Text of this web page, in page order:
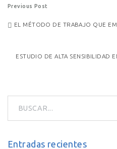
Post
Previous Post
EL MÉTODO DE TRABAJO QUE
ESTUDIO DE ALTA SENSIBILIDAD
Entradas recientes